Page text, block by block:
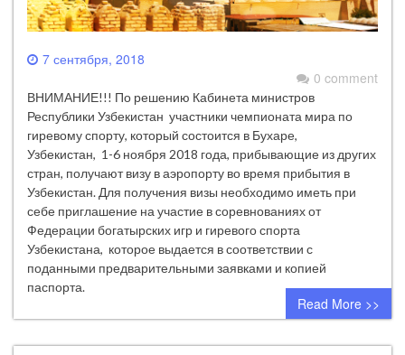
7 сентября, 2018
0 comment
ВНИМАНИЕ!!! По решению Кабинета министров
Республики Узбекистан участники чемпионата мира по
гиревому спорту, который состоится в Бухаре,
Узбекистан, 1-6 ноября 2018 года, прибывающие из других
стран, получают визу в аэропорту во время прибытия в
Узбекистан. Для получения визы необходимо иметь при
себе приглашение на участие в соревнованиях от
Федерации богатырских игр и гиревого спорта
Узбекистана, которое выдается в соответствии с
поданными предварительными заявками и копией
паспорта.
Read More >>